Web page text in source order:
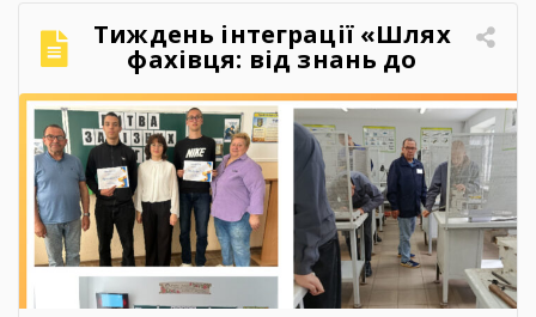
поїздки, фото, меми, історії, які зрозуміють […]
Тиждень інтеграції «Шлях
фахівця: від знань до
впевнених дій»